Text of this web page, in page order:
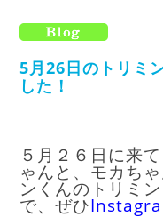
5月26日のトリミ
した！
５月２６日に来
ゃんと、モカち
ンくんのトリミ
で、ぜひI